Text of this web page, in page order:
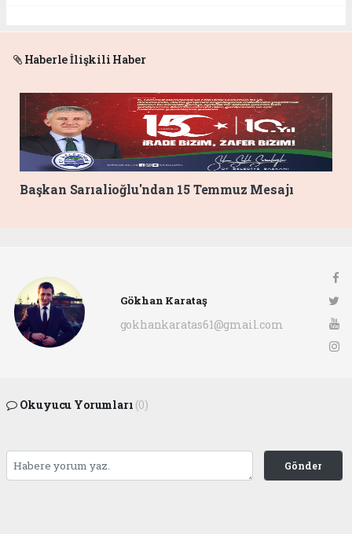
Haberle İlişkili Haber
Başkan Sarıalioğlu'ndan 15 Temmuz Mesajı
Gökhan Karataş
gokhankaratas61@gmail.com
Okuyucu Yorumları (0)
Gönder